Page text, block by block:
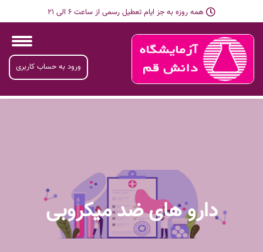
همه روزه به جز ایام تعطیل رسمی از ساعت 6 الی 21
ورود به حساب کاربری
دارو های ضد میکروبی